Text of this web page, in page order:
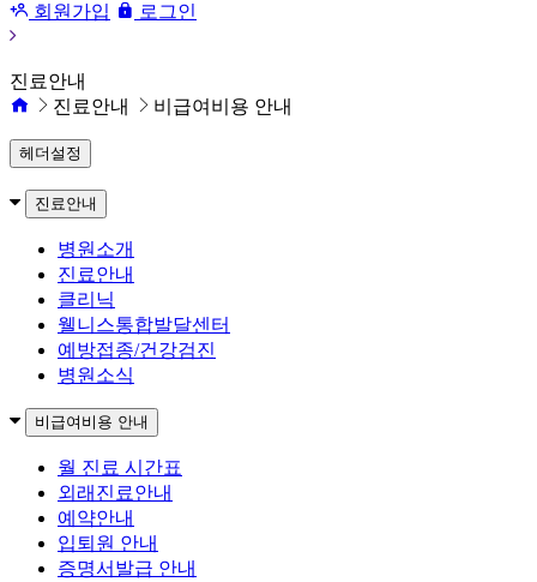
회원가입 로그인
진료안내
진료안내
비급여비용 안내
헤더설정
진료안내
병원소개
진료안내
클리닉
웰니스통합발달센터
예방접종/건강검진
병원소식
비급여비용 안내
월 진료 시간표
외래진료안내
예약안내
입퇴원 안내
증명서발급 안내